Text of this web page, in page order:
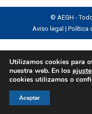
© AEGH -
Aviso legal | Política
Utilizamos cookies para
nuestra web. En los
cookies utilizamos o
Aceptar